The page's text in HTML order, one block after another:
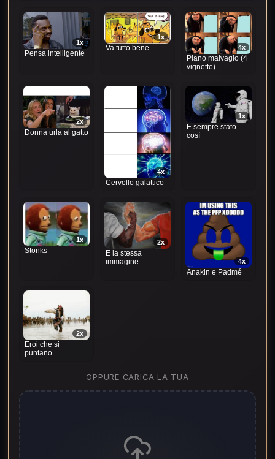
1x
Pensa intelligente
1x
Va tutto bene 4x
Piano malvagio (4
vignette)
2x
Donna urla al gatto
4x
Cervello galattico
1x
È sempre stato
così
1x
Stonks
2x
È la stessa
immagine
4x
Anakin e Padmé
2x
Eroi che si
puntano
OPPURE CARICA LA TUA